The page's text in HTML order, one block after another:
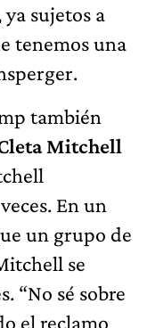
sujetos a
tenemos una
también
Mitchell
En un
un grupo de
se
“No sé sobre
el reclamo